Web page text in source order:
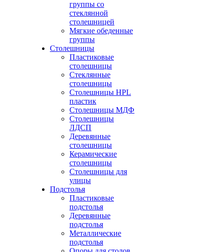
группы со
стеклянной
столешницей
Мягкие обеденные
группы
Столешницы
Пластиковые
столешницы
Стеклянные
столешницы
Столешницы HPL
пластик
Столешницы МДФ
Столешницы
ЛДСП
Деревянные
столешницы
Керамические
столешницы
Столешницы для
улицы
Подстолья
Пластиковые
подстолья
Деревянные
подстолья
Металлические
подстолья